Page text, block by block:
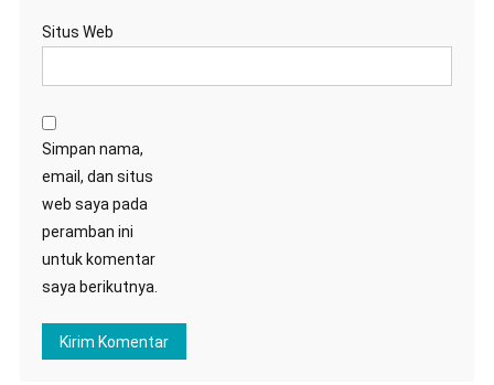
Situs Web
Simpan nama,
email, dan situs
web saya pada
peramban ini
untuk komentar
saya berikutnya.